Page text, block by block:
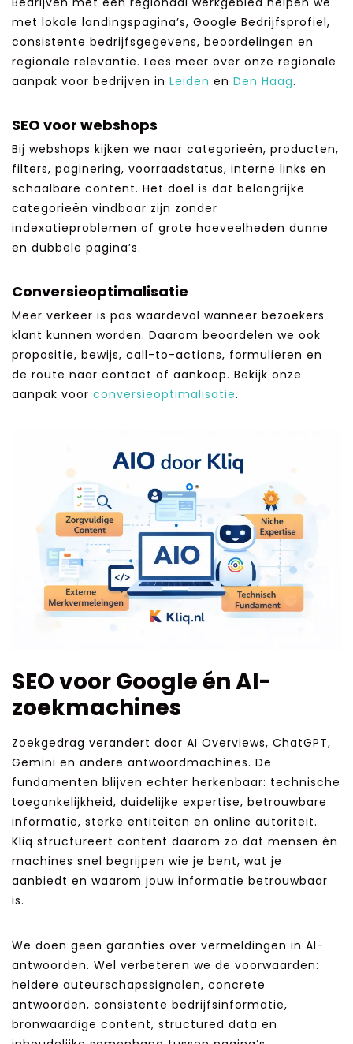
met lokale landingspagina’s, Google Bedrijfsprofiel,
consistente bedrijfsgegevens, beoordelingen en
regionale relevantie. Lees meer over onze regionale
aanpak voor bedrijven in Leiden en Den Haag.
SEO voor webshops
Bij webshops kijken we naar categorieën, producten,
filters, paginering, voorraadstatus, interne links en
schaalbare content. Het doel is dat belangrijke
categorieën vindbaar zijn zonder
indexatieproblemen of grote hoeveelheden dunne
en dubbele pagina’s.
Conversieoptimalisatie
Meer verkeer is pas waardevol wanneer bezoekers
klant kunnen worden. Daarom beoordelen we ook
propositie, bewijs, call-to-actions, formulieren en
de route naar contact of aankoop. Bekijk onze
aanpak voor conversieoptimalisatie.
SEO voor Google én AI-
zoekmachines
Zoekgedrag verandert door AI Overviews, ChatGPT,
Gemini en andere antwoordmachines. De
fundamenten blijven echter herkenbaar: technische
toegankelijkheid, duidelijke expertise, betrouwbare
informatie, sterke entiteiten en online autoriteit.
Kliq structureert content daarom zo dat mensen én
machines snel begrijpen wie je bent, wat je
aanbiedt en waarom jouw informatie betrouwbaar
is.
We doen geen garanties over vermeldingen in AI-
antwoorden. Wel verbeteren we de voorwaarden:
heldere auteurschapssignalen, concrete
antwoorden, consistente bedrijfsinformatie,
bronwaardige content, structured data en